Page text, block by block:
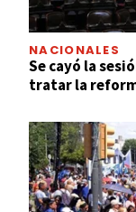
NACIONALES
Se cayó la
tratar la